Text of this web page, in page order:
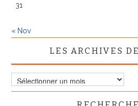
31
« Nov
LES ARCHIVES
Les
archives